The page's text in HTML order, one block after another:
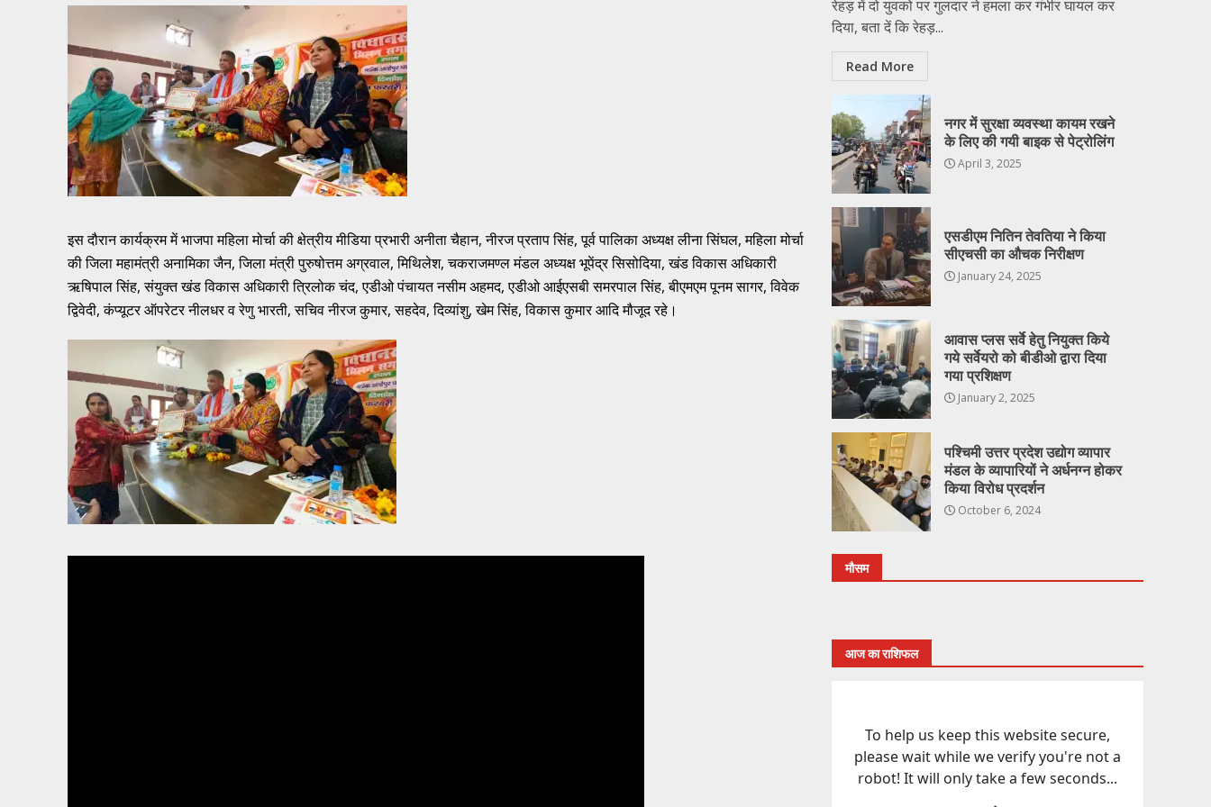
इस दौरान कार्यक्रम में भाजपा महिला मोर्चा की क्षेत्रीय मीडिया प्रभारी अनीता चैहान, नीरज प्रताप सिंह, पूर्व पालिका अध्यक्ष लीना सिंघल, महिला मोर्चा
की जिला महामंत्री अनामिका जैन, जिला मंत्री पुरुषोत्तम अग्रवाल, मिथिलेश, चकराजमण्ल मंडल अध्यक्ष भूपेंद्र सिसोदिया, खंड विकास अधिकारी
ऋषिपाल सिंह, संयुक्त खंड विकास अधिकारी त्रिलोक चंद, एडीओ पंचायत नसीम अहमद, एडीओ आईएसबी समरपाल सिंह, बीएमएम पूनम सागर, विवेक
द्विवेदी, कंप्यूटर ऑपरेटर नीलधर व रेणु भारती, सचिव नीरज कुमार, सहदेव, दिव्यांशु, खेम सिंह, विकास कुमार आदि मौजूद रहे।
रेहड़ में दो युवको पर गुलदार ने हमला कर गंभीर घायल कर
दिया, बता दें कि रेहड़...
Read More
नगर में सुरक्षा व्यवस्था कायम रखने
के लिए की गयी बाइक से पेट्रोलिंग
April 3, 2025
एसडीएम नितिन तेवतिया ने किया
सीएचसी का औचक निरीक्षण
January 24, 2025
आवास प्लस सर्वे हेतु नियुक्त किये
गये सर्वेयरो को बीडीओ द्वारा दिया
गया प्रशिक्षण
January 2, 2025
पश्चिमी उत्तर प्रदेश उद्योग व्यापार
मंडल के व्यापारियों ने अर्धनग्न होकर
किया विरोध प्रदर्शन
October 6, 2024
मौसम
आज का राशिफल